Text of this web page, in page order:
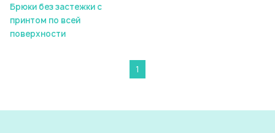
Брюки без застежки с
принтом по всей
поверхности
1